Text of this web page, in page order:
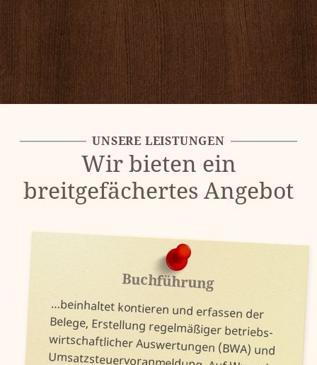
UNSERE LEISTUNGEN
Wir bieten ein
breitgefächertes Angebot
Buchführung
…beinhaltet kontieren und er­fassen der
Belege, Er­stellung regel­mäßiger betriebs­
wirtschaft­licher Aus­wertungen (BWA) und
Umsatz­steuer­vor­an­meldung. Auf Wunsch
sortieren wir auch Ihre Unter­lagen,
erstellen eine Kosten­stellen­rechnung oder